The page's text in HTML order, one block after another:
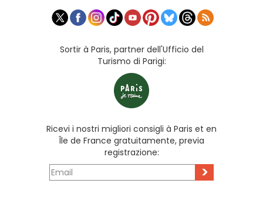
Sortir à Paris, partner dell'Ufficio del
Turismo di Parigi:
Ricevi i nostri migliori consigli à Paris et en
Île de France gratuitamente, previa
registrazione:
>